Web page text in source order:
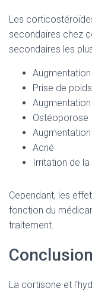
Les
secondaires chez
secondaires les
Prise de poids
Ostéoporose
Acné
Irritation de la
Cependant, les
fonction du
traitement.
Conclusion
La cortisone et